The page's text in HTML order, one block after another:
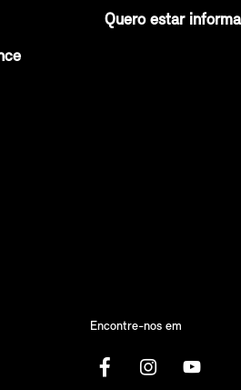
Quero estar
Encontre-nos em